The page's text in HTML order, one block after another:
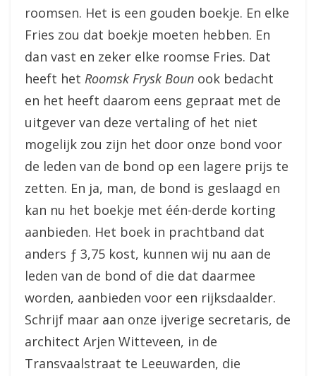
roomsen. Het is een gouden boekje. En elke
Fries zou dat boekje moeten hebben. En
dan vast en zeker elke roomse Fries. Dat
heeft het Roomsk Frysk Boun ook bedacht
en het heeft daarom eens gepraat met de
uitgever van deze vertaling of het niet
mogelijk zou zijn het door onze bond voor
de leden van de bond op een lagere prijs te
zetten. En ja, man, de bond is geslaagd en
kan nu het boekje met één-derde korting
aanbieden. Het boek in prachtband dat
anders ƒ 3,75 kost, kunnen wij nu aan de
leden van de bond of die dat daarmee
worden, aanbieden voor een rijksdaalder.
Schrijf maar aan onze ijverige secretaris, de
architect Arjen Witteveen, in de
Transvaalstraat te Leeuwarden, die